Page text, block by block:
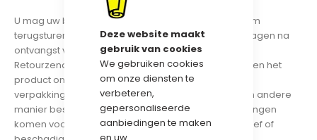
Deze website maakt
gebruik van cookies
We gebruiken cookies
om onze diensten te
verbeteren,
gepersonaliseerde
aanbiedingen te maken
en uw
U mag uw bestelling na ontvangst uiteraard ruilen om
terugsturen als u dit wenst. Doet u dit wel binnen 8 dagen na
ontvangst van uw bestelling.
Retourzendingen worden alleen geaccepteerd indien het
product onbeschadigd is en verpakt in de originele
verpakking. Het product mag niet gebruikt of op een andere
manier beschadigd zijn. De kosten voor retourzendingen
komen voor uw rekening, tenzij artikel door ons foutief of